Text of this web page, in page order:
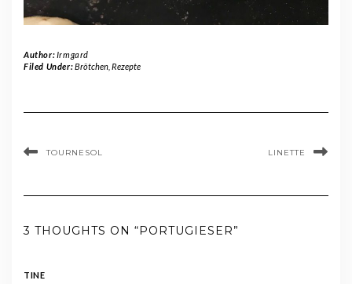
Author:Irmgard
Filed Under:Brötchen, Rezepte
TOURNESOL LINETTE
3 THOUGHTS ON “PORTUGIESER”
TINE